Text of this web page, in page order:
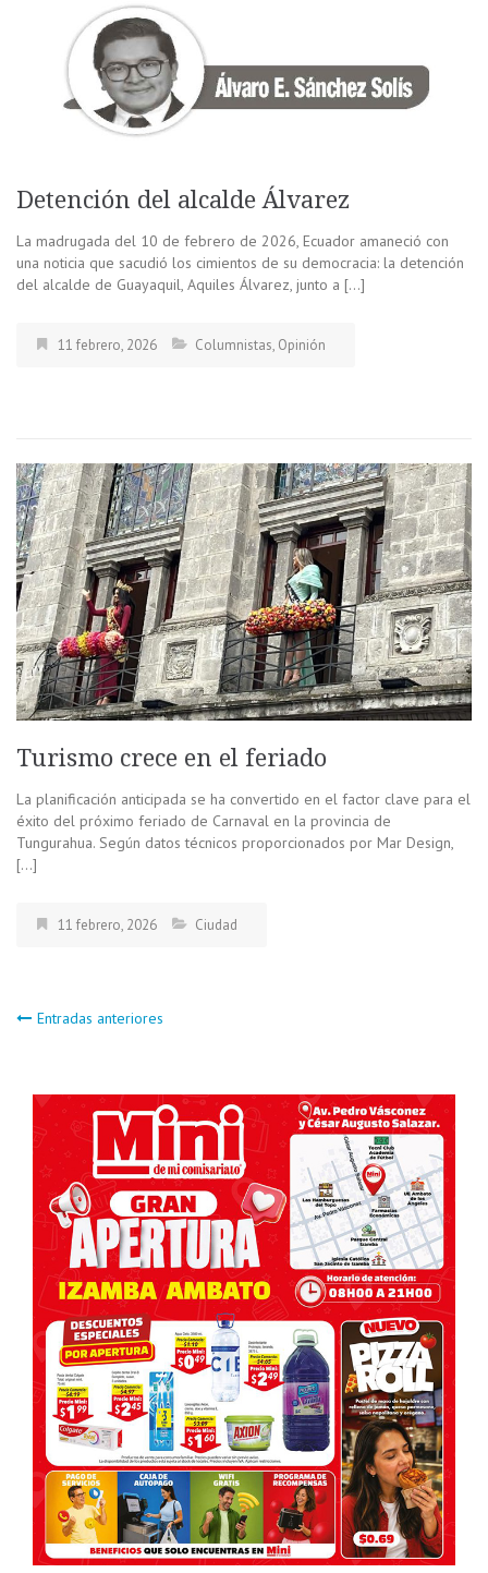
Detención del alcalde Álvarez
La madrugada del 10 de febrero de 2026, Ecuador amaneció con
una noticia que sacudió los cimientos de su democracia: la detención
del alcalde de Guayaquil, Aquiles Álvarez, junto a […]
11 febrero, 2026 Columnistas, Opinión
Turismo crece en el feriado
La planificación anticipada se ha convertido en el factor clave para el
éxito del próximo feriado de Carnaval en la provincia de
Tungurahua. Según datos técnicos proporcionados por Mar Design,
[…]
11 febrero, 2026 Ciudad
Navegación
de
entradas
Entradas anteriores